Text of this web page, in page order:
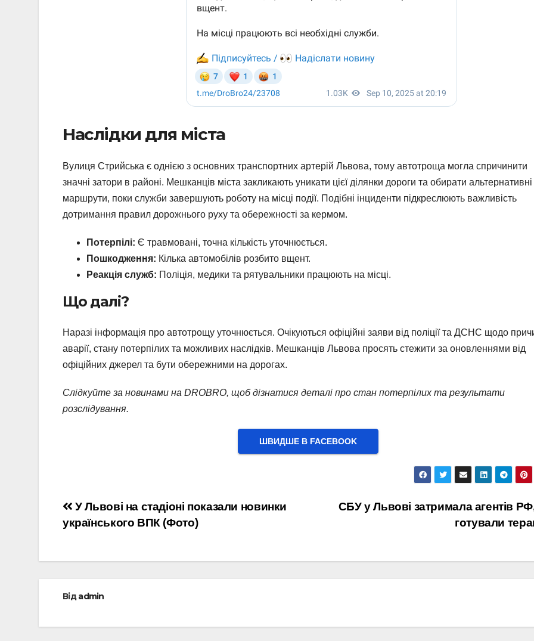
Наслідки для міста
Вулиця Стрийська є однією з основних транспортних артерій Львова, тому автотроща могла спричинити
значні затори в районі. Мешканців міста закликають уникати цієї ділянки дороги та обирати альтернативні
маршрути, поки служби завершують роботу на місці події. Подібні інциденти підкреслюють важливість
дотримання правил дорожнього руху та обережності за кермом.
Потерпілі: Є травмовані, точна кількість уточнюється.
Пошкодження: Кілька автомобілів розбито вщент.
Реакція служб: Поліція, медики та рятувальники працюють на місці.
Що далі?
Наразі інформація про автотрощу уточнюється. Очікуються офіційні заяви від поліції та ДСНС щодо
аварії, стану потерпілих та можливих наслідків. Мешканців Львова просять стежити за оновленнями від
офіційних джерел та бути обережними на дорогах.
Слідкуйте за новинами на DROBRO, щоб дізнатися деталі про стан потерпілих та результати
розслідування.
ШВИДШЕ В FACEBOOK
Навігація
записів
СБУ у Львові затримала агентів РФ,
готували
У Львові на стадіоні показали новинки
українського ВПК (Фото)
Відadmin